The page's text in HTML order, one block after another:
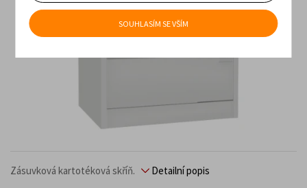
Zásuvková kartotéková skříň. Detailní popis
SOUHLASÍM SE VŠÍM